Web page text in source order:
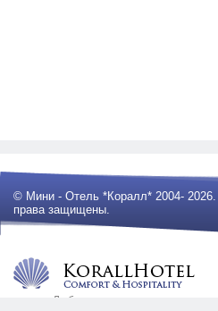
© Мини - Отель *Коралл* 2004-
права защищены.
Любое использование